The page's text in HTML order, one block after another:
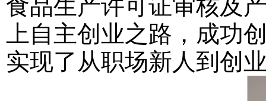
食品生产许可证审核及
上自主创业之路，成功
实现了从职场新人到创